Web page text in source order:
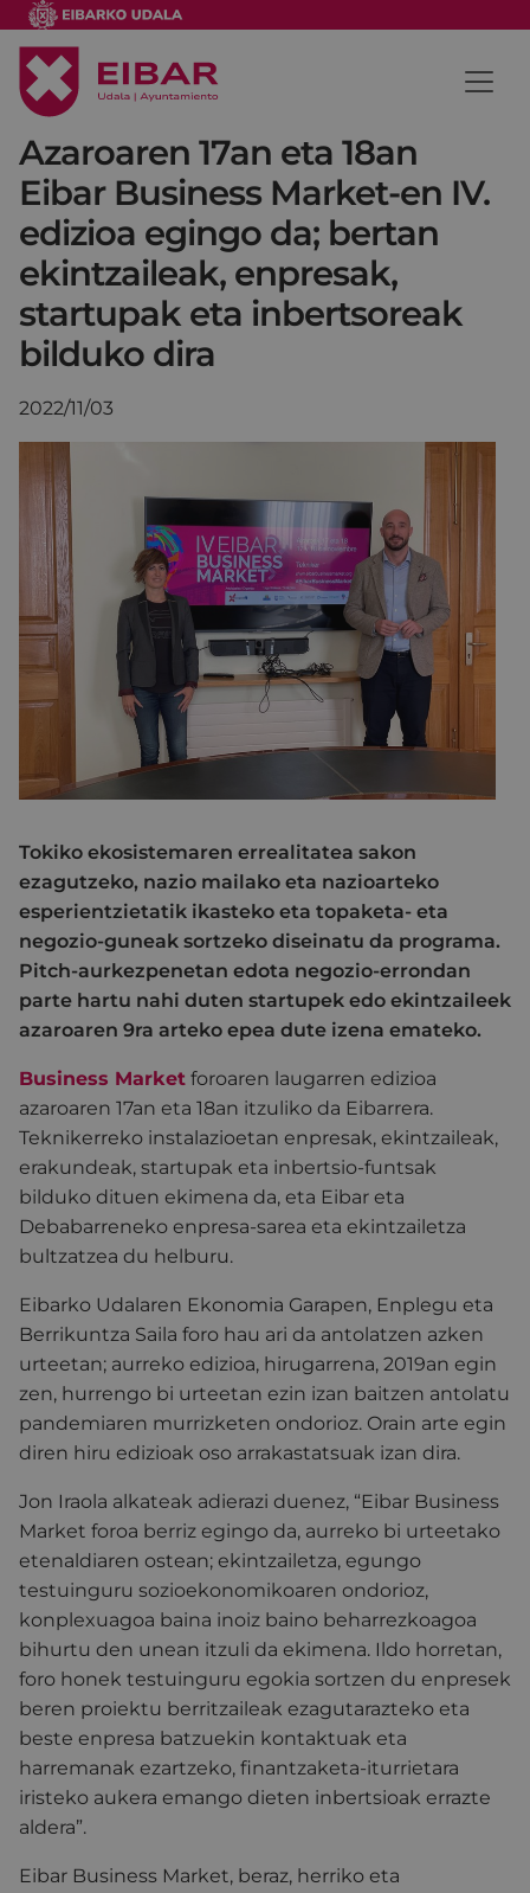
Azaroaren 17an eta 18an
Eibar Business Market-en IV.
edizioa egingo da; bertan
ekintzaileak, enpresak,
startupak eta inbertsoreak
bilduko dira
2022/11/03
Tokiko ekosistemaren errealitatea sakon
ezagutzeko, nazio mailako eta nazioarteko
esperientzietatik ikasteko eta topaketa- eta
negozio-guneak sortzeko diseinatu da programa.
Pitch-aurkezpenetan edota negozio-errondan
parte hartu nahi duten startupek edo ekintzaileek
azaroaren 9ra arteko epea dute izena emateko.
Business Market foroaren laugarren edizioa
azaroaren 17an eta 18an itzuliko da Eibarrera.
Teknikerreko instalazioetan enpresak, ekintzaileak,
erakundeak, startupak eta inbertsio-funtsak
bilduko dituen ekimena da, eta Eibar eta
Debabarreneko enpresa-sarea eta ekintzailetza
bultzatzea du helburu.
Eibarko Udalaren Ekonomia Garapen, Enplegu eta
Berrikuntza Saila foro hau ari da antolatzen azken
urteetan; aurreko edizioa, hirugarrena, 2019an egin
zen, hurrengo bi urteetan ezin izan baitzen antolatu
pandemiaren murrizketen ondorioz. Orain arte egin
diren hiru edizioak oso arrakastatsuak izan dira.
Jon Iraola alkateak adierazi duenez, “Eibar Business
Market foroa berriz egingo da, aurreko bi urteetako
etenaldiaren ostean; ekintzailetza, egungo
testuinguru sozioekonomikoaren ondorioz,
konplexuagoa baina inoiz baino beharrezkoagoa
bihurtu den unean itzuli da ekimena. Ildo horretan,
foro honek testuinguru egokia sortzen du enpresek
beren proiektu berritzaileak ezagutarazteko eta
beste enpresa batzuekin kontaktuak eta
harremanak ezartzeko, finantzaketa-iturrietara
iristeko aukera emango dieten inbertsioak errazte
aldera”.
Eibar Business Market, beraz, herriko eta